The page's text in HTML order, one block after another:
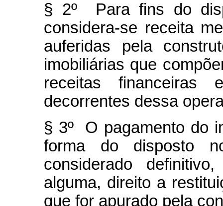
§ 2º Para fins do
considera-se receita
auferidas pela
imobiliárias que
receitas financeiras
decorrentes dessa
§ 3º O pagamento do
forma do disposto
considerado
alguma, direito a
que for apurado pela